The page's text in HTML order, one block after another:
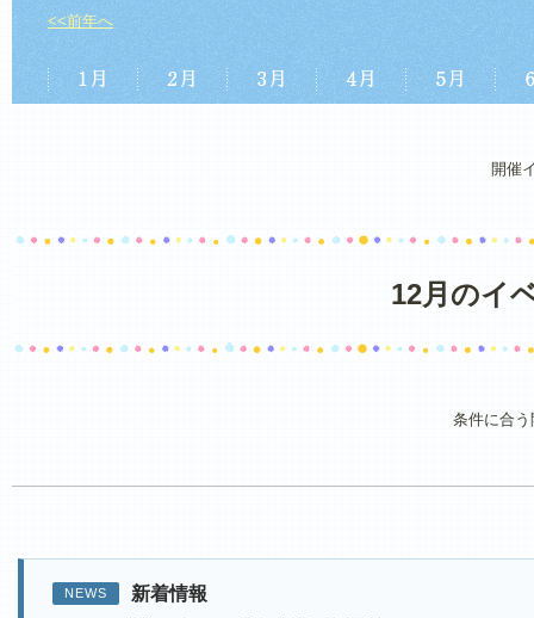
<<前年へ
開催
12月のイ
条件に合
NEWS 新着情報